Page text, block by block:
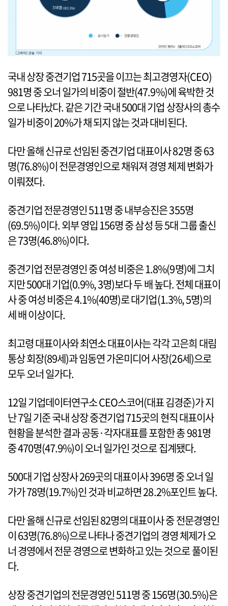
국내 상장 중견기업 715곳을 이끄는 최고경영자(CEO)
981명 중 오너 일가의 비중이 절반(47.9%)에 육박한 것
으로 나타났다. 같은 기간 국내 500대 기업 상장사의 총수
일가 비중이 20%가 채 되지 않는 것과 대비된다.
다만 올해 신규로 선임된 중견기업 대표이사 82명 중 63
명(76.8%)이 전문경영인으로 채워져 경영 체제 변화가
이뤄졌다.
중견기업 전문경영인 511명 중 내부승진은 355명
(69.5%)이다. 외부 영입 156명 중 삼성 등 5대 그룹 출신
은 73명(46.8%)이다.
중견기업 전문경영인 중 여성 비중은 1.8%(9명)에 그치
지만 500대 기업(0.9%, 3명)보다 두 배 높다. 전체 대표이
사 중 여성 비중은 4.1%(40명)로 대기업(1.3%, 5명)의
세 배 이상이다.
최고령 대표이사와 최연소 대표이사는 각각 고은희 대림
통상 회장(89세)과 임동연 가온미디어 사장(26세)으로
모두 오너 일가다.
12일 기업데이터연구소 CEO스코어(대표 김경준)가 지
난 7일 기준 국내 상장 중견기업 715곳의 현직 대표이사
현황을 분석한 결과 공동·각자대표를 포함한 총 981명
중 470명(47.9%)이 오너 일가인 것으로 집계됐다.
500대 기업 상장사 269곳의 대표이사 396명 중 오너 일
가가 78명(19.7%)인 것과 비교하면 28.2%포인트 높다.
다만 올해 신규로 선임된 82명의 대표이사 중 전문경영인
이 63명(76.8%)으로 나타나 중견기업의 경영 체제가 오
너 경영에서 전문 경영으로 변화하고 있는 것으로 풀이된
다.
상장 중견기업의 전문경영인 511명 중 156명(30.5%)은